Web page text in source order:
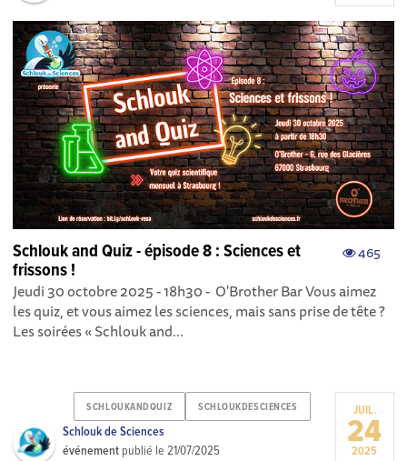
465
Schlouk and Quiz - épisode 8 : Sciences et
frissons !
Jeudi 30 octobre 2025 - 18h30 - O'Brother Bar Vous aimez
les quiz, et vous aimez les sciences, mais sans prise de tête ?
Les soirées « Schlouk and...
SCHLOUKANDQUIZ SCHLOUKDESCIENCES
Schlouk de Sciences
événement publié le21/07/2025
JUIL.
24
2025